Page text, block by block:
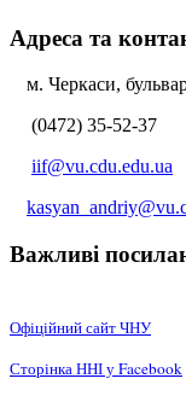
Адреса та
м. Черкаси,
(0472) 35-52-37
iif@vu.cdu.edu.ua
Важливі
Офіційний сайт ЧНУ
Сторінка ННІ у Facebook